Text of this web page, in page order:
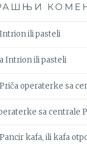
Intrion ili pasteli
Intrion ili pasteli
Priča operaterke sa
sa centrale
Pancir kafa, ili kafa